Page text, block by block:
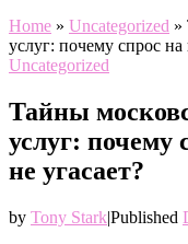
Home » Uncategorized »
услуг: почему спрос
Uncategorized
Тайны
услуг: почему
не угасает?
by Tony Stark|Published